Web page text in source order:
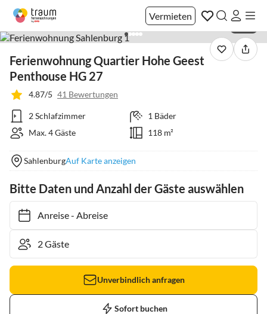
Vermieten
Ferienwohnung Quartier Hohe Geest
Penthouse HG 27
4.87/5 41 Bewertungen
2 Schlafzimmer
1 Bäder
Max. 4 Gäste
118 m²
SahlenburgAuf Karte anzeigen
Bitte Daten und Anzahl der Gäste auswählen
Anreise- Abreise
Unverbindlich anfragen
Sofort buchen